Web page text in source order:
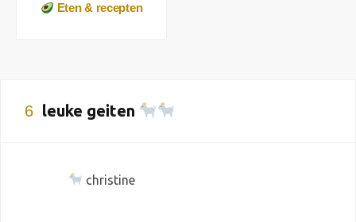
Eten & recepten
6 leuke geiten
christine